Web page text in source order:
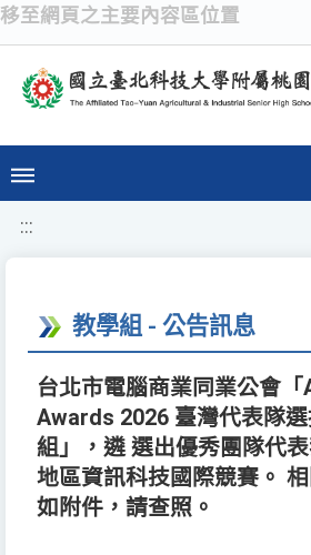
移至網頁之主要內容區位置
:::
教學組 - 公告訊息
台北市電腦商業同業公會「
Awards 2026 臺灣代表隊
組」，遴 選出優秀團隊代
地區資訊科技國際競賽。
如附件，請查照。